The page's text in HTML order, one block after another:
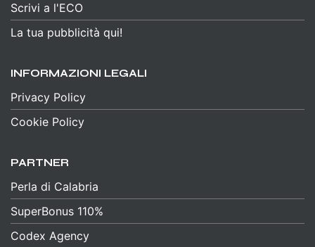
Scrivi a l'ECO
La tua pubblicità qui!
INFORMAZIONI LEGALI
Privacy Policy
Cookie Policy
PARTNER
Perla di Calabria
SuperBonus 110%
Codex Agency